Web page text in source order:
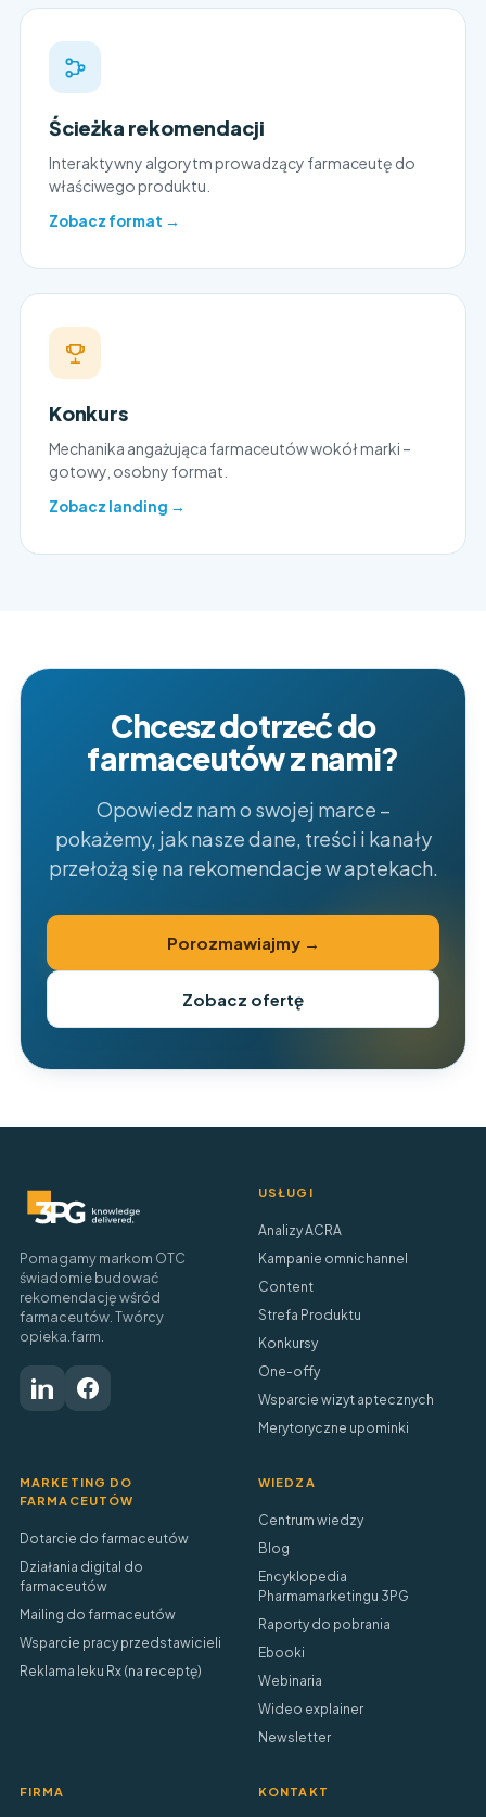
Ścieżka rekomendacji
Interaktywny algorytm prowadzący farmaceutę do
właściwego produktu.
Zobacz format →
Konkurs
Mechanika angażująca farmaceutów wokół marki –
gotowy, osobny format.
Zobacz landing →
Chcesz dotrzeć do
farmaceutów z nami?
Opowiedz nam o swojej marce –
pokażemy, jak nasze dane, treści i kanały
przełożą się na rekomendacje w aptekach.
Porozmawiajmy →
Zobacz ofertę
Pomagamy markom OTC
świadomie budować
rekomendację wśród
farmaceutów. Twórcy
opieka.farm.
USŁUGI
Analizy ACRA
Kampanie omnichannel
Content
Strefa Produktu
Konkursy
One-offy
Wsparcie wizyt aptecznych
Merytoryczne upominki
MARKETING DO
FARMACEUTÓW
Dotarcie do farmaceutów
Działania digital do
farmaceutów
Mailing do farmaceutów
Wsparcie pracy przedstawicieli
Reklama leku Rx (na receptę)
WIEDZA
Centrum wiedzy
Blog
Encyklopedia
Pharmamarketingu 3PG
Raporty do pobrania
Ebooki
Webinaria
Wideo explainer
Newsletter
FIRMA KONTAKT